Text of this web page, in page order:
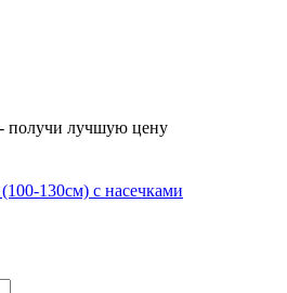
получи лучшую цену
130см) с насечками